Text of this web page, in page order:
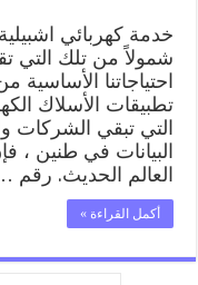
خدمة كهربائي
شمولاً من تلك التي
احتياجاتنا الأساسية
تطبيقات الأسلاك
التي تبقي الشركات
البيانات في طنين ،
العالم الحديث. رقم
أكمل القراءة »